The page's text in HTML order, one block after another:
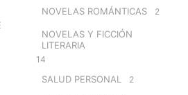
NOVELAS ROMÁNTICAS 2
NOVELAS Y FICCIÓN
LITERARIA
14
SALUD PERSONAL 2